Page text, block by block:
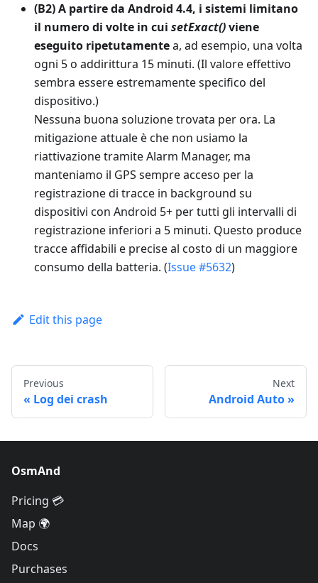
(B2) A partire da Android 4.4, i sistemi limitano
il numero di volte in cui setExact()viene
eseguito ripetutamentea, ad esempio, una volta
ogni 5 o addirittura 15 minuti. (Il valore effettivo
sembra essere estremamente specifico del
dispositivo.)
Nessuna buona soluzione trovata per ora. La
mitigazione attuale è che non usiamo la
riattivazione tramite Alarm Manager, ma
manteniamo il GPS sempre acceso per la
registrazione di tracce in background su
dispositivi con Android 5+ per tutti gli intervalli di
registrazione inferiori a 5 minuti. Questo produce
tracce affidabili e precise al costo di un maggiore
consumo della batteria. (Issue #5632)
Edit this page
Previous
Log dei crash
Next
Android Auto
OsmAnd
Pricing 💳
Map 🌍
Docs
Purchases